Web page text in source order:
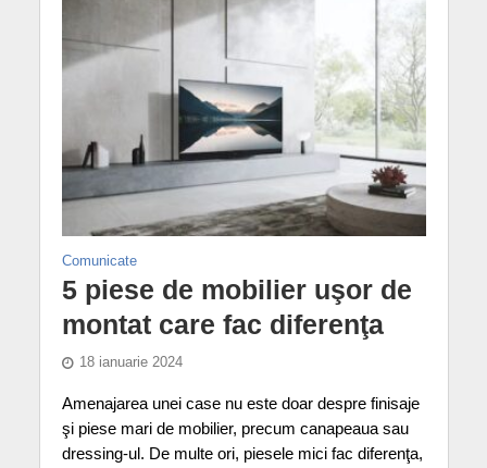
Comunicate
5 piese de mobilier uşor de
montat care fac diferenţa
18 ianuarie 2024
Amenajarea unei case nu este doar despre finisaje
şi piese mari de mobilier, precum canapeaua sau
dressing-ul. De multe ori, piesele mici fac diferenţa,